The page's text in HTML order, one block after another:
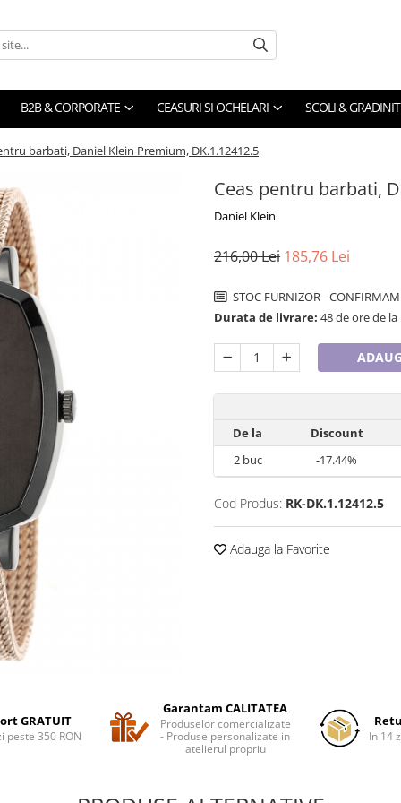
B2B & CORPORATE CEASURI SI OCHELARI SCOLI &
barbati, Daniel Klein Premium, DK.1.12412.5
Ceas pentru barbati,
Daniel Klein
216,00 Lei 185,76 Lei
STOC FURNIZOR -
Durata de livrare: 48 de ore de
De la
Discount
2buc -17.44%
Cod Produs: RK-DK.1.12412.5
Adauga la Favorite
GRATUIT
peste 350 RON
Garantam CALITATEA
Produselor comercializate
- Produse personalizate in
atelierul propriu
In 14